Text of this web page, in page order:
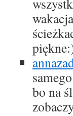
bo na